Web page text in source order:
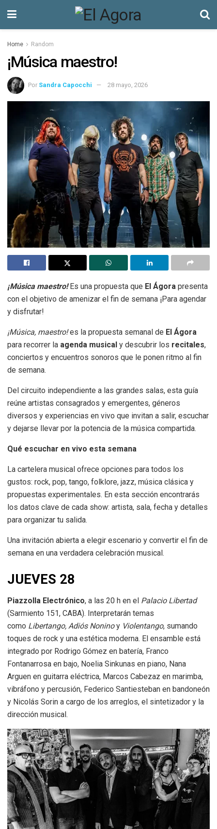
Home Random
¡Música maestro!
Por Sandra Capocchi 28 mayo, 2026
¡Música maestro! Es una propuesta que El Ágora presenta
con el objetivo de amenizar el fin de semana ¡Para agendar
y disfrutar!
¡Música, maestro!es la propuesta semanal de El Ágora
para recorrer la agenda musical y descubrir los recitales,
conciertos y encuentros sonoros que le ponen ritmo al fin
de semana.
Del circuito independiente a las grandes salas, esta guía
reúne artistas consagrados y emergentes, géneros
diversos y experiencias en vivo que invitan a salir, escuchar
y dejarse llevar por la potencia de la música compartida.
Qué escuchar en vivo esta semana
La cartelera musical ofrece opciones para todos los
gustos: rock, pop, tango, folklore, jazz, música clásica y
propuestas experimentales. En esta sección encontrarás
los datos clave de cada show: artista, sala, fecha y detalles
para organizar tu salida.
Una invitación abierta a elegir escenario y convertir el fin de
semana en una verdadera celebración musical.
JUEVES 28
Piazzolla Electrónico, a las 20 h en el Palacio Libertad
(Sarmiento 151, CABA). Interpretarán temas
como Libertango, Adiós Noninoy Violentango, sumando
toques de rock y una estética moderna. El ensamble está
integrado por Rodrigo Gómez en batería, Franco
Fontanarrosa en bajo, Noelia Sinkunas en piano, Nana
Arguen en guitarra eléctrica, Marcos Cabezaz en marimba,
vibráfono y percusión, Federico Santiesteban en bandoneón
y Nicolás Sorin a cargo de los arreglos, el sintetizador y la
dirección musical.